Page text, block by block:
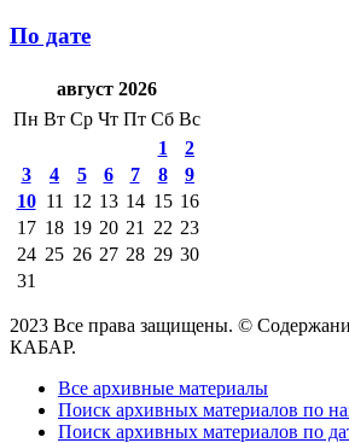
По дате
август 2026
Пн Вт Ср Чт Пт Сб Вс
1
2
3
4 5 6 7 8
9
10 11 12 13 14 15 16
17 18 19 20 21 22 23
24 25 26 27 28 29 30
31
2023 Все права защищены. ©
КАБАР.
Все архивные материалы
Поиск архивных материалов по
Поиск архивных материалов по